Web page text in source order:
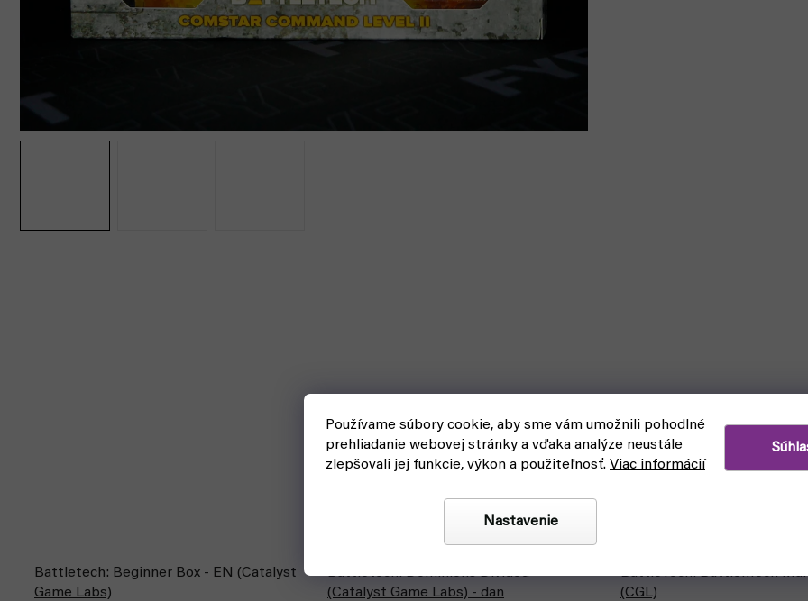
Používame súbory cookie, aby sme vám umožnili pohodlné
prehliadanie webovej stránky a vďaka analýze neustále
zlepšovali jej funkcie, výkon a použiteľnosť. Viac informácií
Nastavenie
Battletech: Beginner Box - EN (Catalyst
Game Labs)
Battletech: Dominions Divided
(Catalyst Game Labs) - dan
BattleTech: BattleMech
(CGL)